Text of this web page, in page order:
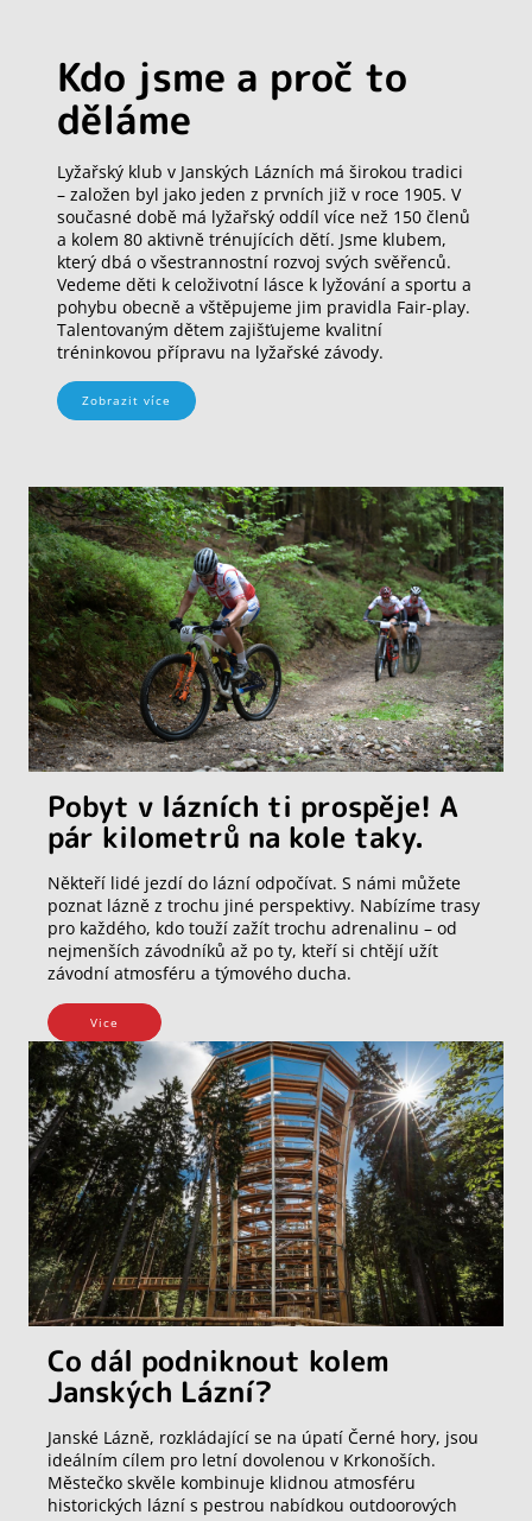
Kdo jsme a proč to
děláme
Lyžařský klub v Janských Lázních má širokou tradici
– založen byl jako jeden z prvních již v roce 1905. V
současné době má lyžařský oddíl více než 150 členů
a kolem 80 aktivně trénujících dětí. Jsme klubem,
který dbá o všestrannostní rozvoj svých svěřenců.
Vedeme děti k celoživotní lásce k lyžování a sportu a
pohybu obecně a vštěpujeme jim pravidla Fair-play.
Talentovaným dětem zajišťujeme kvalitní
tréninkovou přípravu na lyžařské závody.
Zobrazit více
Pobyt v lázních ti prospěje! A
pár kilometrů na kole taky.
Někteří lidé jezdí do lázní odpočívat. S námi můžete
poznat lázně z trochu jiné perspektivy. Nabízíme trasy
pro každého, kdo touží zažít trochu adrenalinu – od
nejmenších závodníků až po ty, kteří si chtějí užít
závodní atmosféru a týmového ducha.
Vice
Co dál podniknout kolem
Janských Lázní?
Janské Lázně, rozkládající se na úpatí Černé hory, jsou
ideálním cílem pro letní dovolenou v Krkonoších.
Městečko skvěle kombinuje klidnou atmosféru
historických lázní s pestrou nabídkou outdoorových